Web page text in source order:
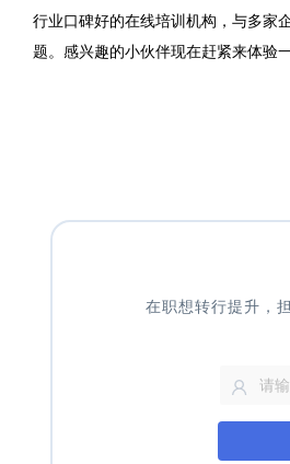
行业口碑好的在线培训机构，与多家
题。感兴趣的小伙伴现在赶紧来体验
在职想转行提升，